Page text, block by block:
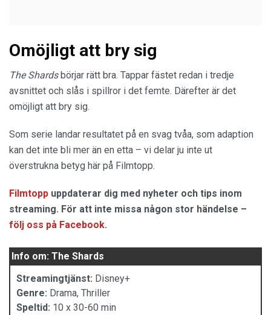
Omöjligt att bry sig
The Shardsbörjar rätt bra. Tappar fästet redan i tredje
avsnittet och slås i spillror i det femte. Därefter är det
omöjligt att bry sig.
Som serie landar resultatet på en svag tvåa, som adaption
kan det inte bli mer än en etta – vi delar ju inte ut
överstrukna betyg här på Filmtopp.
Filmtopp uppdaterar dig med nyheter och tips inom
streaming. För att inte missa någon stor händelse –
följ oss på Facebook.
Info om: The Shards
Streamingtjänst: Disney+
Genre: Drama, Thriller
Speltid: 10 x 30-60 min